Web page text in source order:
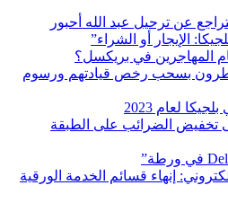
عن ترحيل عبد الله أحبور
الإيجار أو الشراء”
المهاجرين في بريكسل؟
يخاطرون بسحب رخص قيادتهم ورسوم
لعام 2023
تخفيض الضرائب على الطبقة
إنهاء قسائم الخدمة الورقية